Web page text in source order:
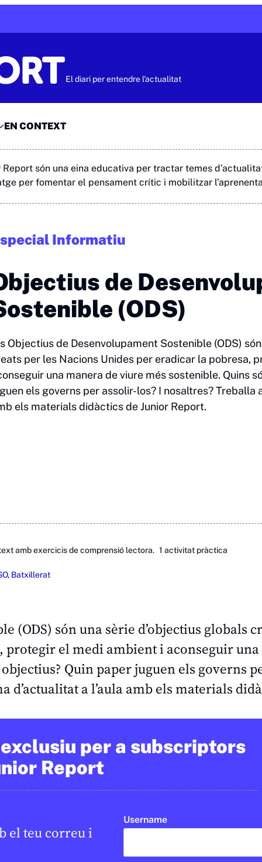
El diari per entendre l'actualitat
EN CONTEXT
són una eina educativa per tractar temes
per fomentar el pensament crític i mobilitzar
Informatiu
de
(ODS)
Objectius de Desenvolupament Sostenible (ODS)
per les Nacions Unides per eradicar la pobresa,
una manera de viure més sostenible. Quins
els governs per assolir-los? I nosaltres? Treballa
els materials didàctics de Junior Report.
amb exercicis de comprensió lectora. 1 activitat pràctica
, Batxillerat
(ODS) són una sèrie d’objectius globals
protegir el medi ambient i aconseguir
Quin paper juguen els governs
d’actualitat a l’aula amb els materials
per a subscriptors
Report
el teu correu i
Username